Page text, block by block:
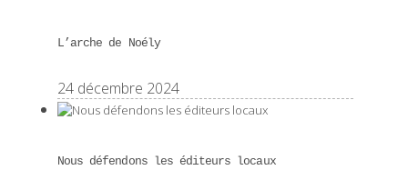
L’arche de Noély
24 décembre 2024
Nous défendons les éditeurs locaux